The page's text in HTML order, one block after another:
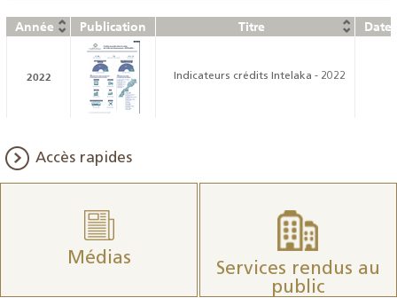
Année Publication Titre Date
2022 Indicateurs crédits Intelaka - 2022
Accès rapides
Médias
Services rendus au
public